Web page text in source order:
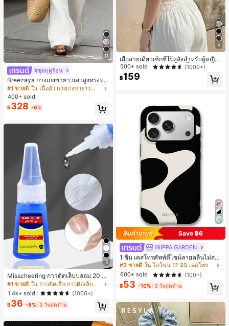
11
#ชุดฤดูร้อน
Breezaya กางเกงขายาวเอวสูงทรงหล
วมขาบานสำหรับผู้หญิง สีขาวเรียบหรูส
ไตล์ชิค เหมาะสำหรับใส่เที่ยวทะเล วันห
ยุดพักผ่อนฤดูร้อน ลุคสบายๆ ใส่ได้หลา
ยโอกาสในชีวิตประจำวัน
#1 ขายดี
ใน เนื้อผ้า กางเกงขายาวลำลองผ้า
400+ sold
฿328 -6%
5
Misscheering กาวติดเล็บปลอม 20 กรั
ม แรงยึดสูง เจลสติกเกอร์เล็บนุ่ม แห้งเร็
ว เหมาะสำหรับผู้เริ่มต้นทำเล็บ ติดทนน
าน
#1 ขายดี
ใน กาวติดเล็บ กาวติดเล็บและสารยึดติด
1.4k+ sold
(1000+)
฿36 -8% 3 วันสุดท้าย
4
เสื้อสายเดี่ยวเซ็กซี่ไร้หลังสำหรับผู้หญิง
พร้อมบราแบบมีฟองน้ำ, เสื้อกล้ามแขน
กุด, เสื้อลำลองสีดำสำหรับฤดูร้อน
500+ sold (1000+)
฿159
Save ฿6
GIIPPA GARDEN
1 ชิ้น เคสโทรศัพท์ดีไซน์ลายคลื่นไม่สม
มาตรสำหรับ Phone 17 Pro Max, เหม
าะสำหรับ Phone 16 Pro Max, 15 Pro
Max, 14 Pro Max, เคสโทรศัพท์สไตล์เ
กาหลีและน่าสนใจ, เข้ากันได้กับ 11/12/
13/14/15/16 Pro Max Plus, ดีไซน์หรู
ขวัญในอุดมคติสำหรับคริสต์มาส, วันว
าเลนไทน์, อีสเตอร์, ฤดูแต่งงานและวันเ
กิดสำหรับแฟนสาว
#2 ขายดี
ใน ไอโฟน 12 มินิ เคสโทรศัพท์แฟชั่น
600+ sold
(100+)
฿53 -10% 3 วันสุดท้าย